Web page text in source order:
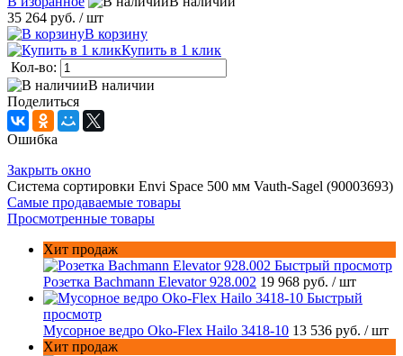
35 264 руб. / шт
В корзину
Купить в 1 клик
Кол-во:
В наличии
Поделиться
Ошибка
Закрыть окно
Система сортировки Envi Space 500 мм Vauth-Sagel (90003693)
Самые продаваемые товары
Просмотренные товары
Хит продаж
Быстрый просмотр
Розетка Bachmann Elevator 928.002 19 968 руб. / шт
Быстрый
просмотр
Мусорное ведро Oko-Flex Hailo 3418-10 13 536 руб. / шт
Хит продаж